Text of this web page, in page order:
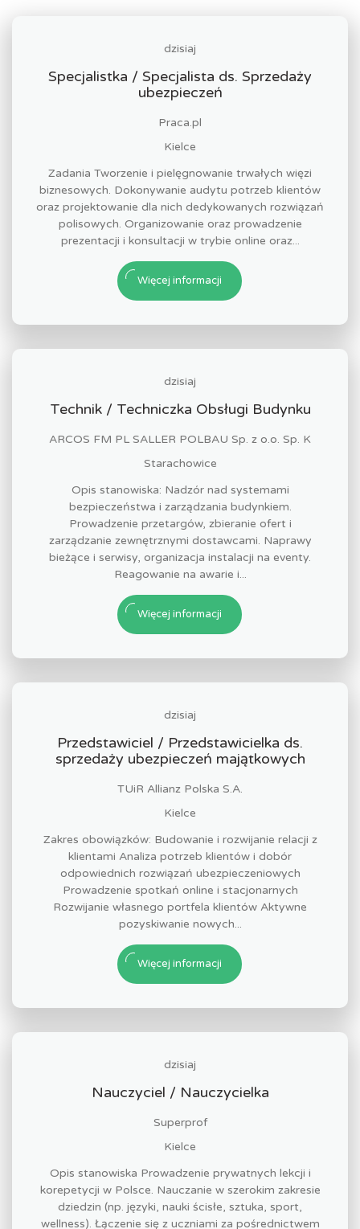
dzisiaj
Specjalistka / Specjalista ds. Sprzedaży
ubezpieczeń
Praca.pl
Kielce
Zadania Tworzenie i pielęgnowanie trwałych więzi
biznesowych. Dokonywanie audytu potrzeb klientów
oraz projektowanie dla nich dedykowanych rozwiązań
polisowych. Organizowanie oraz prowadzenie
prezentacji i konsultacji w trybie online oraz...
Więcej informacji
dzisiaj
Technik / Techniczka Obsługi Budynku
ARCOS FM PL SALLER POLBAU Sp. z o.o. Sp. K
Starachowice
Opis stanowiska: Nadzór nad systemami
bezpieczeństwa i zarządzania budynkiem.
Prowadzenie przetargów, zbieranie ofert i
zarządzanie zewnętrznymi dostawcami. Naprawy
bieżące i serwisy, organizacja instalacji na eventy.
Reagowanie na awarie i...
Więcej informacji
dzisiaj
Przedstawiciel / Przedstawicielka ds.
sprzedaży ubezpieczeń majątkowych
TUiR Allianz Polska S.A.
Kielce
Zakres obowiązków: Budowanie i rozwijanie relacji z
klientami Analiza potrzeb klientów i dobór
odpowiednich rozwiązań ubezpieczeniowych
Prowadzenie spotkań online i stacjonarnych
Rozwijanie własnego portfela klientów Aktywne
pozyskiwanie nowych...
Więcej informacji
dzisiaj
Nauczyciel / Nauczycielka
Superprof
Kielce
Opis stanowiska Prowadzenie prywatnych lekcji i
korepetycji w Polsce. Nauczanie w szerokim zakresie
dziedzin (np. języki, nauki ścisłe, sztuka, sport,
wellness). Łączenie się z uczniami za pośrednictwem